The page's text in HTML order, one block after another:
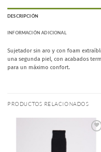
DESCRIPCIÓN
INFORMACIÓN ADICIONAL
Sujetador sin aro y con foam
una segunda piel, con acabados
para un máximo confort.
PRODUCTOS RELACIONADOS